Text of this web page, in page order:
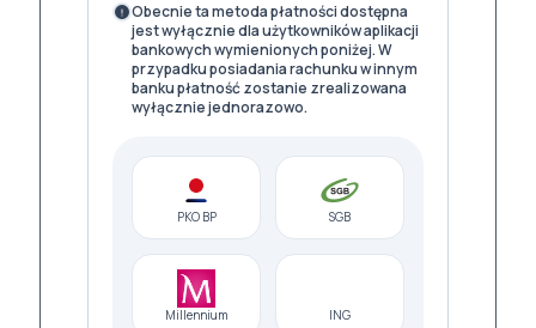
Obecnie ta metoda płatności dostępna
jest wyłącznie dla użytkowników aplikacji
bankowych wymienionych poniżej. W
przypadku posiadania rachunku w innym
banku płatność zostanie zrealizowana
wyłącznie jednorazowo.
PKO BP SGB
Millennium ING